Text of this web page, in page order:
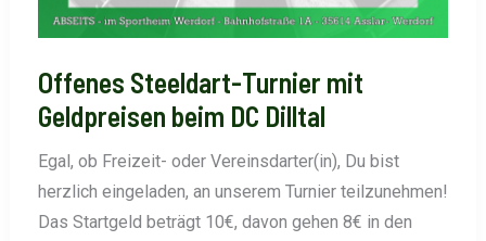
Offenes Steeldart-Turnier mit
Geldpreisen beim DC Dilltal
Egal, ob Freizeit- oder Vereinsdarter(in), Du bist
herzlich eingeladen, an unserem Turnier teilzunehmen!
Das Startgeld beträgt 10€, davon gehen 8€ in den